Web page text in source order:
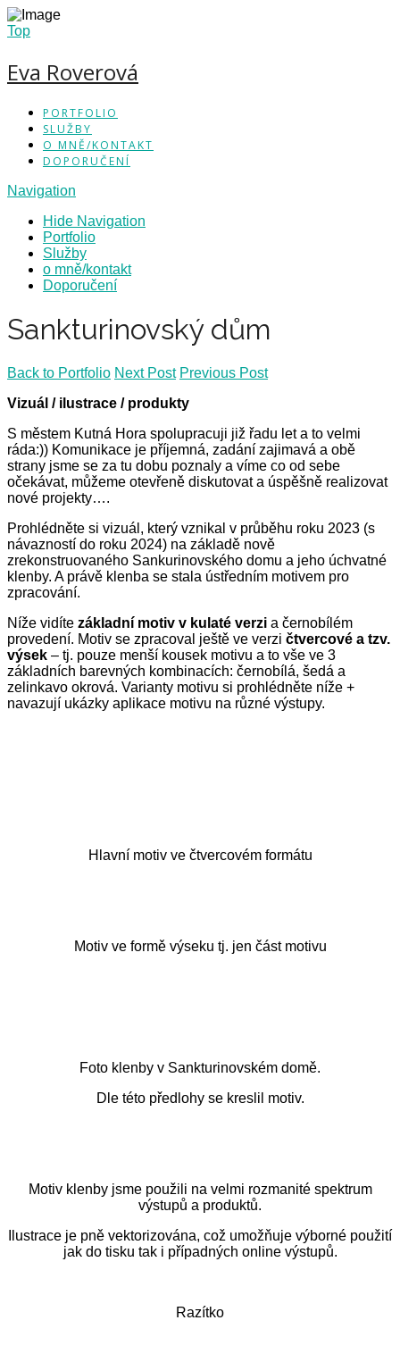
Top
Eva Roverová
PORTFOLIO
SLUŽBY
O MNĚ/KONTAKT
DOPORUČENÍ
Navigation
Hide Navigation
Portfolio
Služby
o mně/kontakt
Doporučení
Sankturinovský dům
Back to Portfolio Next Post Previous Post
Vizuál / ilustrace / produkty
S městem Kutná Hora spolupracuji již řadu let a to velmi
ráda:)) Komunikace je příjemná, zadání zajimavá a obě
strany jsme se za tu dobu poznaly a víme co od sebe
očekávat, můžeme otevřeně diskutovat a úspěšně realizovat
nové projekty….
Prohlédněte si vizuál, který vznikal v průběhu roku 2023 (s
návazností do roku 2024) na základě nově
zrekonstruovaného Sankurinovského domu a jeho úchvatné
klenby. A právě klenba se stala ústředním motivem pro
zpracování.
Níže vidíte základní motiv v kulaté verzi a černobílém
provedení. Motiv se zpracoval ještě ve verzi čtvercové a tzv.
výsek – tj. pouze menší kousek motivu a to vše ve 3
základních barevných kombinacích: černobílá, šedá a
zelinkavo okrová. Varianty motivu si prohlédněte níže +
navazují ukázky aplikace motivu na různé výstupy.
Hlavní motiv ve čtvercovém formátu
Motiv ve formě výseku tj. jen část motivu
Foto klenby v Sankturinovském domě.
Dle této předlohy se kreslil motiv.
Motiv klenby jsme použili na velmi rozmanité spektrum
výstupů a produktů.
Ilustrace je pně vektorizována, což umožňuje výborné použití
jak do tisku tak i případných online výstupů.
Razítko